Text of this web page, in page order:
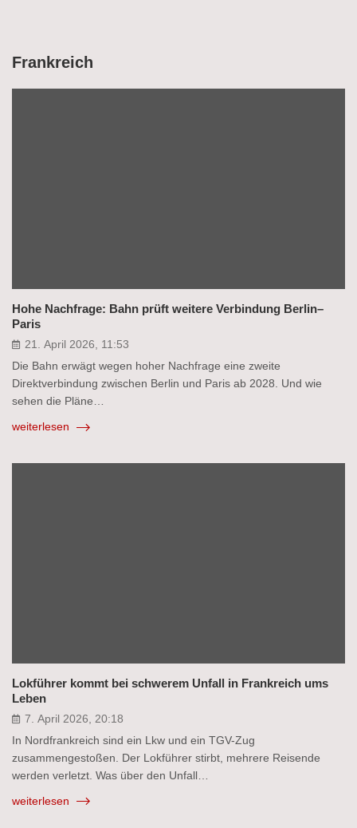
Frankreich
Hohe Nachfrage: Bahn prüft weitere Verbindung Berlin–
Paris
21. April 2026, 11:53
Die Bahn erwägt wegen hoher Nachfrage eine zweite
Direktverbindung zwischen Berlin und Paris ab 2028. Und wie
sehen die Pläne…
weiterlesen
Lokführer kommt bei schwerem Unfall in Frankreich ums
Leben
7. April 2026, 20:18
In Nordfrankreich sind ein Lkw und ein TGV-Zug
zusammengestoßen. Der Lokführer stirbt, mehrere Reisende
werden verletzt. Was über den Unfall…
weiterlesen